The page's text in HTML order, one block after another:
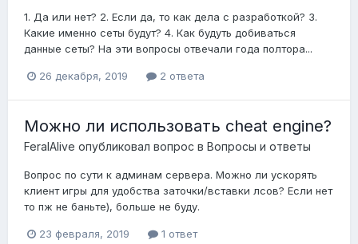
1. Да или нет? 2. Если да, то как дела с разработкой? 3.
Какие именно сеты будут? 4. Как будуть добиваться
данные сеты? На эти вопросы отвечали года полтора...
26 декабря, 2019 2 ответа
Можно ли использовать cheat engine?
FeralAlive опубликовал вопрос в Вопросы и ответы
Вопрос по сути к админам сервера. Можно ли ускорять
клиент игры для удобства заточки/вставки лсов? Если нет
то пж не баньте), больше не буду.
23 февраля, 2019 1 ответ